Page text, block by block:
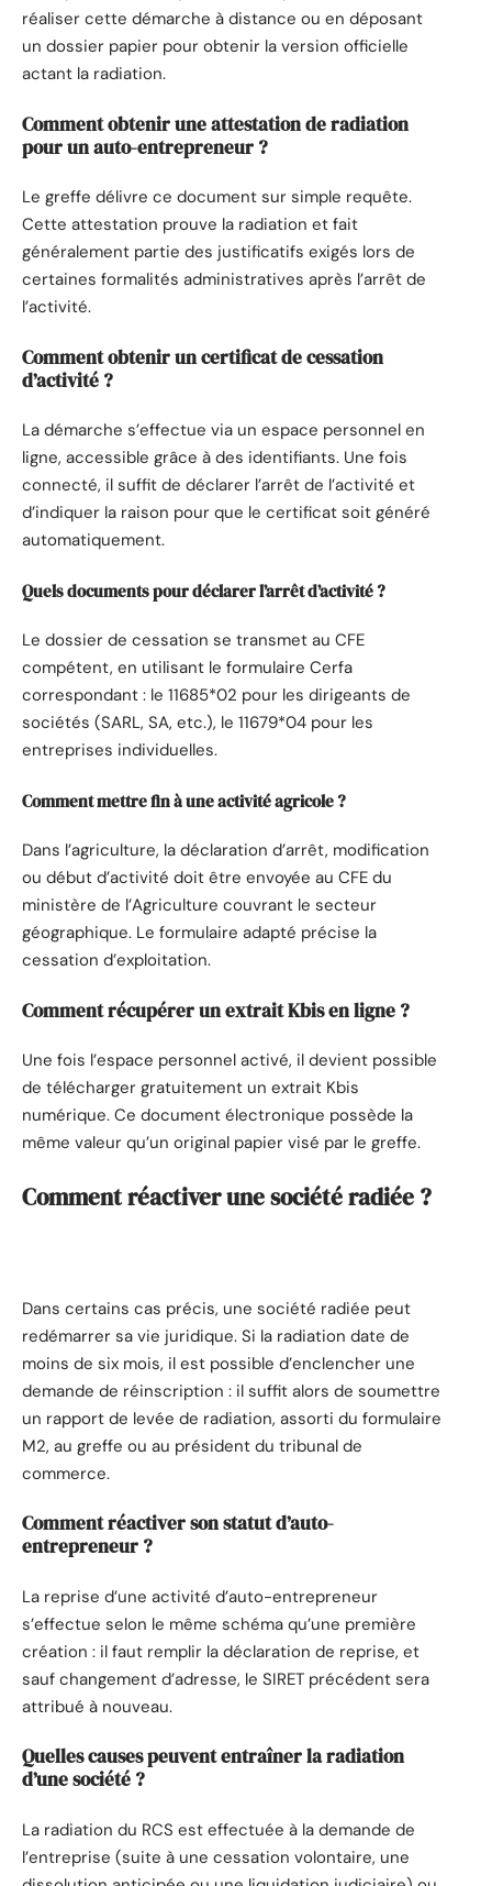
réaliser cette démarche à distance ou en déposant
un dossier papier pour obtenir la version officielle
actant la radiation.
Comment obtenir une attestation de radiation
pour un auto-entrepreneur ?
Le greffe délivre ce document sur simple requête.
Cette attestation prouve la radiation et fait
généralement partie des justificatifs exigés lors de
certaines formalités administratives après l’arrêt de
l’activité.
Comment obtenir un certificat de cessation
d’activité ?
La démarche s’effectue via un espace personnel en
ligne, accessible grâce à des identifiants. Une fois
connecté, il suffit de déclarer l’arrêt de l’activité et
d’indiquer la raison pour que le certificat soit généré
automatiquement.
Quels documents pour déclarer l’arrêt d’activité ?
Le dossier de cessation se transmet au CFE
compétent, en utilisant le formulaire Cerfa
correspondant : le 11685*02 pour les dirigeants de
sociétés (SARL, SA, etc.), le 11679*04 pour les
entreprises individuelles.
Comment mettre fin à une activité agricole ?
Dans l’agriculture, la déclaration d’arrêt, modification
ou début d’activité doit être envoyée au CFE du
ministère de l’Agriculture couvrant le secteur
géographique. Le formulaire adapté précise la
cessation d’exploitation.
Comment récupérer un extrait Kbis en ligne ?
Une fois l’espace personnel activé, il devient possible
de télécharger gratuitement un extrait Kbis
numérique. Ce document électronique possède la
même valeur qu’un original papier visé par le greffe.
Comment réactiver une société radiée ?
Dans certains cas précis, une société radiée peut
redémarrer sa vie juridique. Si la radiation date de
moins de six mois, il est possible d’enclencher une
demande de réinscription : il suffit alors de soumettre
un rapport de levée de radiation, assorti du formulaire
M2, au greffe ou au président du tribunal de
commerce.
Comment réactiver son statut d’auto-
entrepreneur ?
La reprise d’une activité d’auto-entrepreneur
s’effectue selon le même schéma qu’une première
création : il faut remplir la déclaration de reprise, et
sauf changement d’adresse, le SIRET précédent sera
attribué à nouveau.
Quelles causes peuvent entraîner la radiation
d’une société ?
La radiation du RCS est effectuée à la demande de
l’entreprise (suite à une cessation volontaire, une